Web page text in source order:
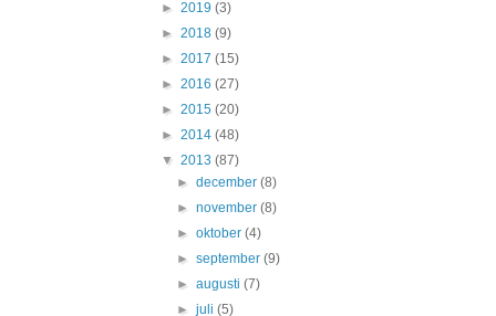
► 2019 (3)
► 2018 (9)
► 2017 (15)
► 2016 (27)
► 2015 (20)
► 2014 (48)
▼ 2013 (87)
►december(8)
►november(8)
►oktober(4)
►september(9)
►augusti(7)
►juli(5)